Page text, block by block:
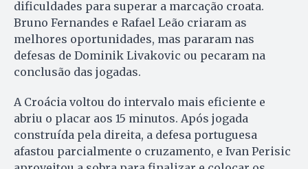
dificuldades para superar a marcação croata.
Bruno Fernandes e Rafael Leão criaram as
melhores oportunidades, mas pararam nas
defesas de Dominik Livakovic ou pecaram na
conclusão das jogadas.
A Croácia voltou do intervalo mais eficiente e
abriu o placar aos 15 minutos. Após jogada
construída pela direita, a defesa portuguesa
afastou parcialmente o cruzamento, e Ivan Perisic